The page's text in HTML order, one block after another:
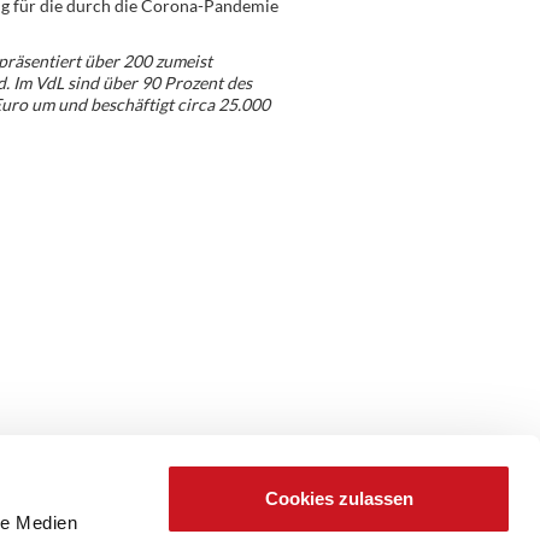
Medien
Cookies zulassen
für die durch die Corona-Pandemie
über 200 zumeist
VdL sind über 90 Prozent des
um und beschäftigt circa 25.000